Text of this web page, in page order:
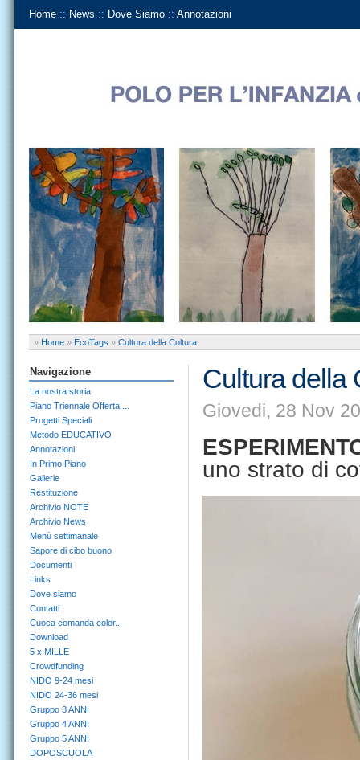
Home :: News :: Dove Siamo :: Annotazioni
» Home » EcoTags » Cultura della Coltura
Cultura della
Giovedi, 28 Nov
uno strato di
Navigazione
La nostra storia
Piano Triennale Offerta ...
Progetti Speciali
Metodo EDUCATIVO
Annotazioni
In Primo Piano
Gallerie
Restituzione
Archivio NOTE
Archivio News
Menù settimanale
Sapore di cibo buono
Documenti
Links
Dove siamo
Contatti
Cuoca comanda color...
Download
5 x MILLE
Crowdfunding
NIDO 9-24 mesi
NIDO 24-36 mesi
Gruppo 3 ANNI
Gruppo 4 ANNI
Gruppo 5 ANNI
DOPOSCUOLA